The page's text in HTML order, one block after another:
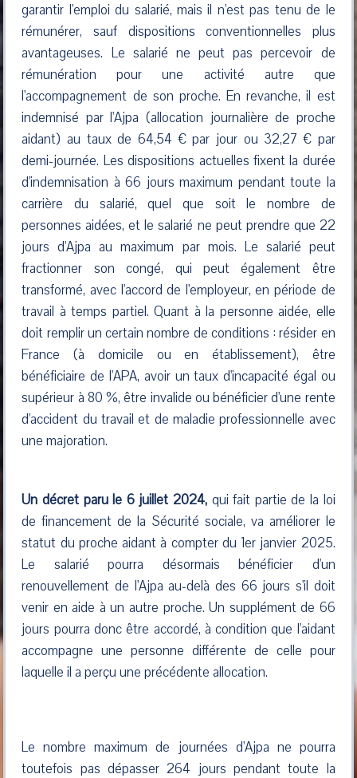
garantir l'emploi du salarié, mais il n'est pas tenu de le
rémunérer, sauf dispositions conventionnelles plus
avantageuses. Le salarié ne peut pas percevoir de
rémunération pour une activité autre que
l'accompagnement de son proche. En revanche, il est
indemnisé par l'Ajpa (allocation journalière de proche
aidant) au taux de 64,54 € par jour ou 32,27 € par
demi-journée. Les dispositions actuelles fixent la durée
d'indemnisation à 66 jours maximum pendant toute la
carrière du salarié, quel que soit le nombre de
personnes aidées, et le salarié ne peut prendre que 22
jours d'Ajpa au maximum par mois. Le salarié peut
fractionner son congé, qui peut également être
transformé, avec l'accord de l'employeur, en période de
travail à temps partiel. Quant à la personne aidée, elle
doit remplir un certain nombre de conditions : résider en
France (à domicile ou en établissement), être
bénéficiaire de l'APA, avoir un taux d'incapacité égal ou
supérieur à 80 %, être invalide ou bénéficier d'une rente
d'accident du travail et de maladie professionnelle avec
une majoration.
Un décret paru le 6 juillet 2024, qui fait partie de la loi
de financement de la Sécurité sociale, va améliorer le
statut du proche aidant à compter du 1er janvier 2025.
Le salarié pourra désormais bénéficier d'un
renouvellement de l'Ajpa au-delà des 66 jours s'il doit
venir en aide à un autre proche. Un supplément de 66
jours pourra donc être accordé, à condition que l'aidant
accompagne une personne différente de celle pour
laquelle il a perçu une précédente allocation.
Le nombre maximum de journées d'Ajpa ne pourra
toutefois pas dépasser 264 jours pendant toute la